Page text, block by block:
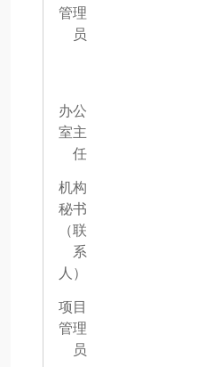
管理
员
办公
室主
任
机构
秘书
（联
系
人）
项目
管理
员